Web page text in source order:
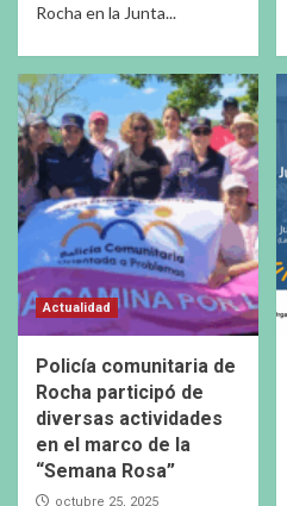
Rocha en la Junta...
Actualidad
Policía comunitaria de
Rocha participó de
diversas actividades
en el marco de la
“Semana Rosa”
octubre 25, 2025